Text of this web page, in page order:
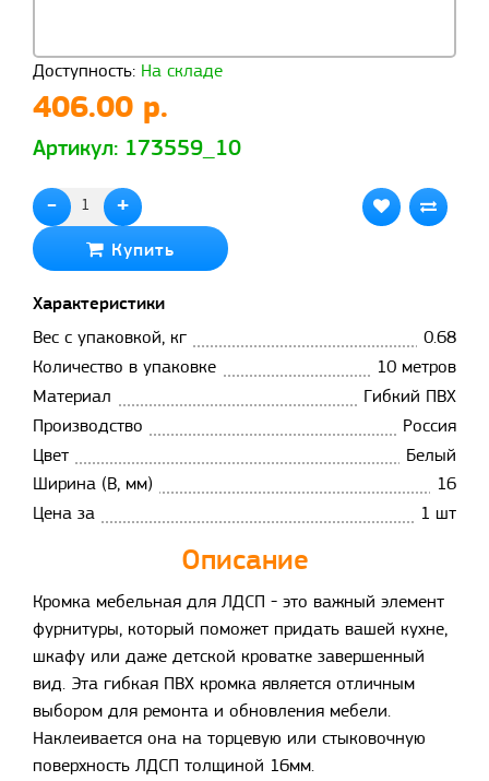
Доступность: На складе
406.00 р.
Артикул: 173559_10
- +
Купить
Характеристики
Вес с упаковкой, кг
0.68
Количество в упаковке
10 метров
Материал
Гибкий ПВХ
Производство
Россия
Цвет
Белый
Ширина (B, мм)
16
Цена за
1 шт
Описание
Кромка мебельная для ЛДСП - это важный элемент
фурнитуры, который поможет придать вашей кухне,
шкафу или даже детской кроватке завершенный
вид. Эта гибкая ПВХ кромка является отличным
выбором для ремонта и обновления мебели.
Наклеивается она на торцевую или стыковочную
поверхность ЛДСП толщиной 16мм.